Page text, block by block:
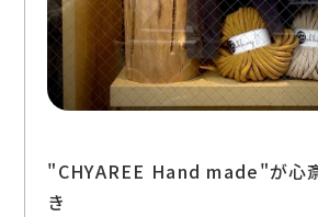
"CHYAREE Hand made"が心
き